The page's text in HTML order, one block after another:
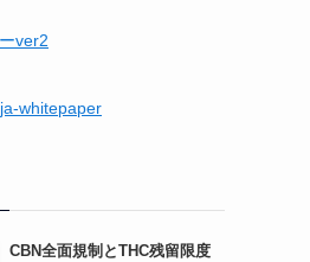
CBN全面規制とTHC残留限度